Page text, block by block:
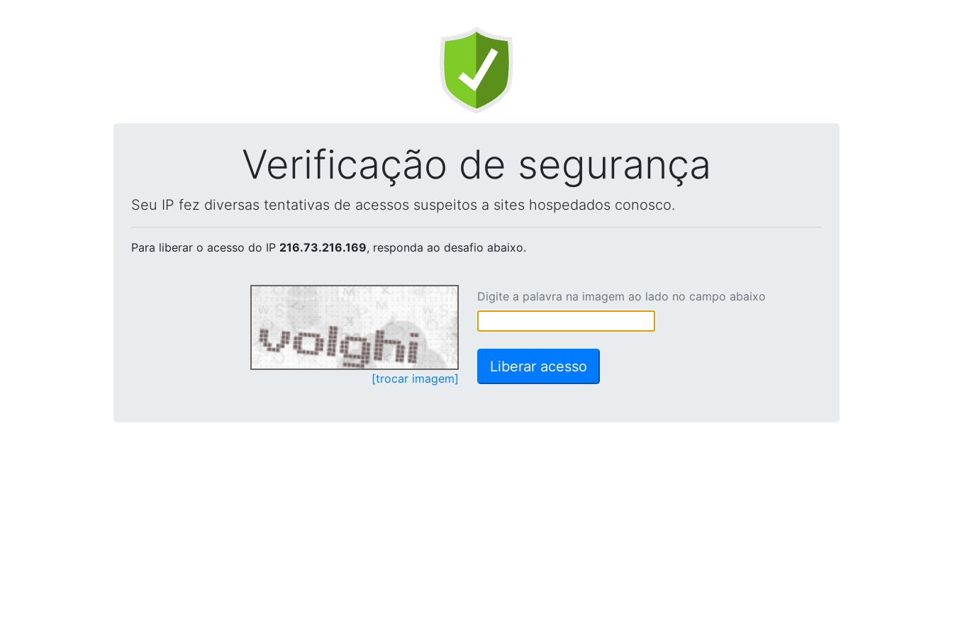
Verificação de segurança
Seu IP fez diversas tentativas de acessos suspeitos a sites hospedados conosco.
Para liberar o acesso do IP 216.73.216.169, responda ao desafio abaixo.
[trocar imagem]
Digite a palavra na imagem ao lado no campo abaixo